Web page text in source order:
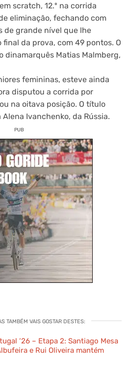
scratch, 12.º na corrida
eliminação, fechando com
de grande nível que lhe
final da prova, com 49 pontos. O
dinamarquês Matias Malmberg,
femininas, esteve ainda
disputou a corrida por
na oitava posição. O título
Ivanchenko, da Rússia.
PUB
TAMBÉM VAIS GOSTAR DESTES:
‘26 – Etapa 2: Santiago Mesa
e Rui Oliveira mantém